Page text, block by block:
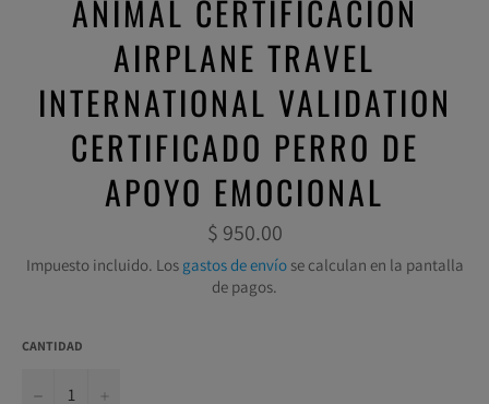
ANIMAL CERTIFICACIÓN
AIRPLANE TRAVEL
INTERNATIONAL VALIDATION
CERTIFICADO PERRO DE
APOYO EMOCIONAL
Precio
habitual
$ 950.00
Impuesto incluido. Los gastos de envíose calculan en la pantalla
de pagos.
CANTIDAD
−